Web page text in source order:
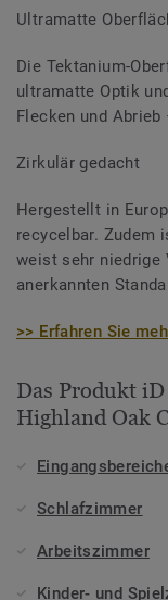
Ultramatte
Die Tektanium-
ultramatte Optik
Flecken und
Zirkulär gedacht
Hergestellt in
recycelbar. Zudem
weist sehr niedrige
anerkannten
>> Erfahren Sie
Das Produkt
Highland Oak
Schlafzimmer
Arbeitszimmer
Kinder- und